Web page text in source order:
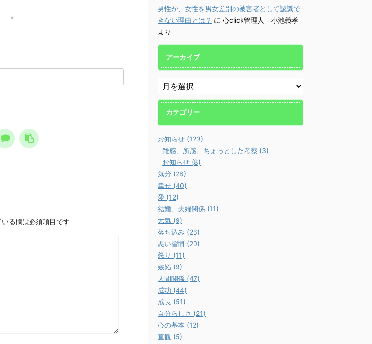
ん
馬
た。 下手に前向きさが入っ
悪い。不合理なルールを見つけ
す。 善良である、悪辣であ
る、優しい、冷たい、品が高
い、下品、前向きに頑張れる、
貴方は自分をどう評価していま
すか？ ポジティブな自己評
価をしている人は、それだけで
気分よく生きていけます。ネガ
ティブな自己評価であれば、そ
の逆です。 今回の記事は、
自己評価を作って気分を上げま
しょう！ という内容です。
自己評価は言動で作られる 自
か？ 個々で様々な事情はあ
りますが、共通するのは精神ト
む前に、基本の大枠として知っ
ておくべき内容です。 自殺の
リスクが高まる３つの精神状態
るのか？ その精神状態を詳し
く知っておくのは、周囲で支え
る人にとって、決して無駄には
なりません。 一般的に広ま
っているノウハウ ...
る欄は必須項目です
男性が、女性を男女差別の被害者として認識で
きない理由とは？ に 心click管理人 小池義孝
より
アーカイブ
カテゴリー
お知らせ (123)
雑感、所感、ちょっとした考察 (3)
お知らせ (8)
気分 (28)
幸せ (40)
愛 (12)
結婚、夫婦関係 (11)
元気 (9)
落ち込み (26)
悪い習慣 (20)
怒り (11)
嫉妬 (9)
人間関係 (47)
成功 (44)
成長 (51)
自分らしさ (21)
心の基本 (12)
直観 (5)